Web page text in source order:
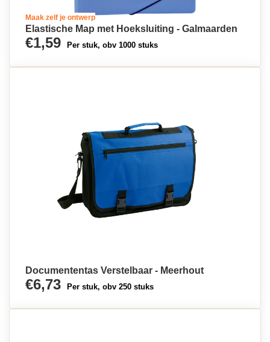
Maak zelf je ontwerp
Elastische Map met Hoeksluiting - Galmaarden
€1,59 Per stuk, obv 1000 stuks
Documententas Verstelbaar - Meerhout
€6,73 Per stuk, obv 250 stuks